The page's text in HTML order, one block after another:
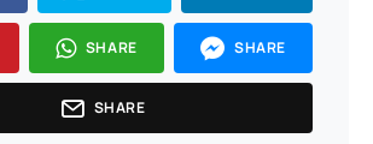
SHARE SHARE
SHARE